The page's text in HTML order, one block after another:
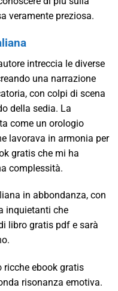
veramente preziosa.
intreccia le diverse
una narrazione
con colpi di scena
della sedia. La
come un orologio
lavorava in armonia per
gratis che mi ha
complessità.
in abbondanza, con
inquietanti che
libro gratis pdf e sarà
ricche ebook gratis
risonanza emotiva.